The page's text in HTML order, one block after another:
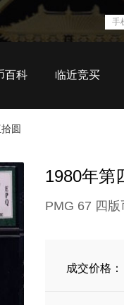
百科 临近竞买
圆
1980年第
PMG 67 四
成交价格：